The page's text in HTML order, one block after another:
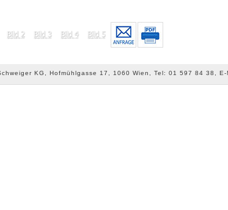
KG, Hofmühlgasse 17, 1060 Wien, Tel: 01 597 84 38,